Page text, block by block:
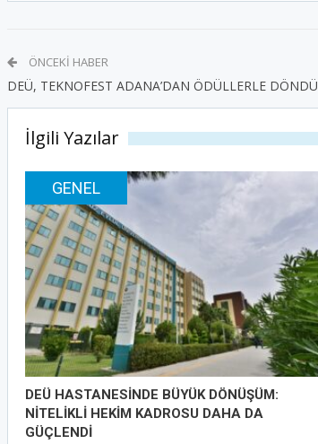
ÖNCEKI HABER
DEÜ, TEKNOFEST ADANA’DAN ÖDÜLLERLE DÖNDÜ
İlgili Yazılar
GENEL
DEÜ HASTANESİNDE BÜYÜK DÖNÜŞÜM:
NİTELİKLİ HEKİM KADROSU DAHA DA
GÜÇLENDİ